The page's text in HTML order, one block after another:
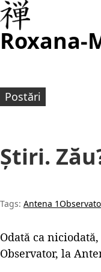
Roxana-
Postări
Știri.
Tags: Antena 1
Odată ca
Observator, la